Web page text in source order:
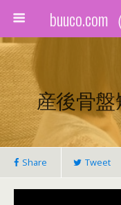
産後骨
Share Tweet